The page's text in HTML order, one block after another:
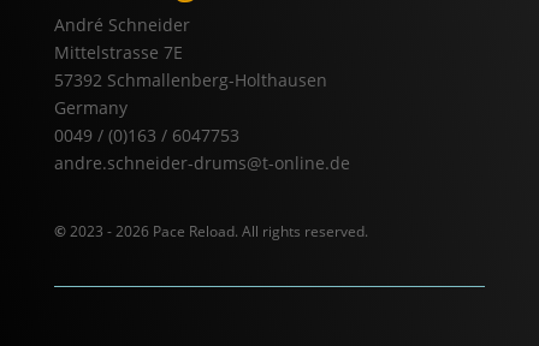
André Schneider
Mittelstrasse 7E
57392 Schmallenberg-Holthausen
Germany
0049 / (0)163 / 6047753
andre.schneider-drums@t-online.de
©2023 - 2026 Pace Reload. All rights reserved.